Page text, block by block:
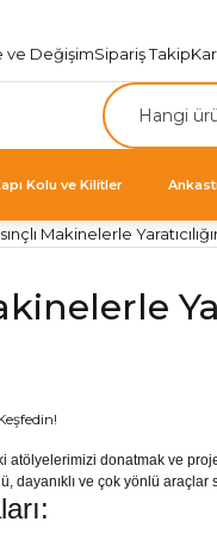
ve DeğişimSipariş Takip
Kolu ve Kilitler
Makinelerle
donatmak ve
dayanıklı ve çok yönlü araçlar